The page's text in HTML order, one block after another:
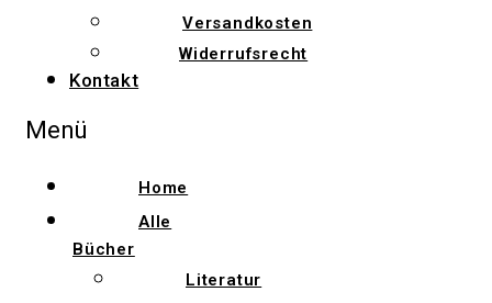
Versandkosten
Widerrufsrecht
Kontakt
Menü
Home
Alle
Bücher
Literatur